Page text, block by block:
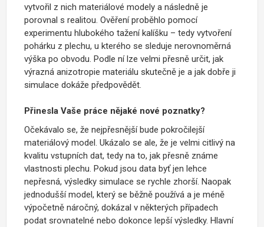
vytvořil z nich materiálové modely a následně je
porovnal s realitou. Ověření proběhlo pomocí
experimentu hlubokého tažení kalíšku – tedy vytvoření
pohárku z plechu, u kterého se sleduje nerovnoměrná
výška po obvodu. Podle ní lze velmi přesně určit, jak
výrazná anizotropie materiálu skutečně je a jak dobře ji
simulace dokáže předpovědět.
Přinesla Vaše práce nějaké nové poznatky?
Očekávalo se, že nejpřesnější bude pokročilejší
materiálový model. Ukázalo se ale, že je velmi citlivý na
kvalitu vstupních dat, tedy na to, jak přesně známe
vlastnosti plechu. Pokud jsou data byť jen lehce
nepřesná, výsledky simulace se rychle zhorší. Naopak
jednodušší model, který se běžně používá a je méně
výpočetně náročný, dokázal v některých případech
podat srovnatelné nebo dokonce lepší výsledky. Hlavní